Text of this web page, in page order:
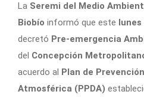
La Seremi del Medio
Biobío informó que este lunes
decretó Pre-emergencia
del Concepción
acuerdo al Plan de
Atmosférica (PPDA)